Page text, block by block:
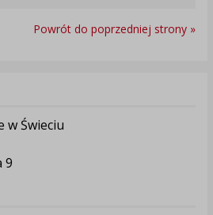
Powrót do poprzedniej strony »
w Świeciu
9